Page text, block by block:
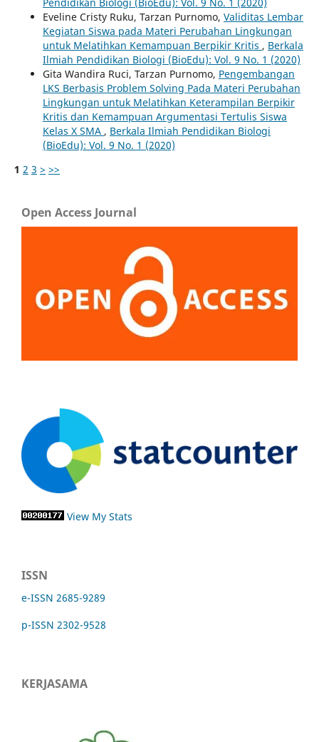
Eveline Cristy Ruku, Tarzan Purnomo, Validitas Lembar
Kegiatan Siswa pada Materi Perubahan Lingkungan
untuk Melatihkan Kemampuan Berpikir Kritis , Berkala
Ilmiah Pendidikan Biologi (BioEdu): Vol. 9 No. 1 (2020)
Gita Wandira Ruci, Tarzan Purnomo, Pengembangan
LKS Berbasis Problem Solving Pada Materi Perubahan
Lingkungan untuk Melatihkan Keterampilan Berpikir
Kritis dan Kemampuan Argumentasi Tertulis Siswa
Kelas X SMA , Berkala Ilmiah Pendidikan Biologi
(BioEdu): Vol. 9 No. 1 (2020)
1 2 3 > >>
Open Access Journal
View My Stats
ISSN
e-ISSN 2685-9289
p-ISSN 2302-9528
KERJASAMA